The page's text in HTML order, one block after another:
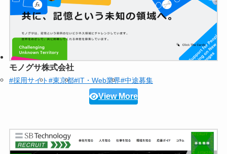
モノグサ株式会社
#採用サイト#東京都#IT・Web業界#中途募集
View More